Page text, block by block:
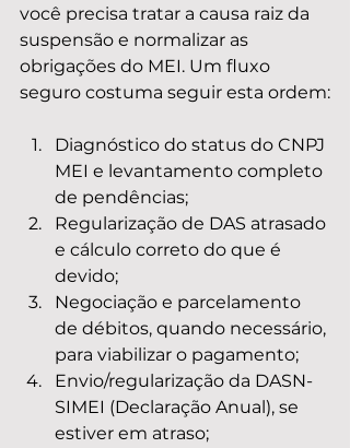
você precisa tratar a causa raiz da
suspensão e normalizar as
obrigações do MEI. Um fluxo
seguro costuma seguir esta ordem:
Diagnóstico do status do CNPJ
MEI e levantamento completo
de pendências;
Regularização de DAS atrasado
e cálculo correto do que é
devido;
Negociação e parcelamento
de débitos, quando necessário,
para viabilizar o pagamento;
Envio/regularização da DASN-
SIMEI (Declaração Anual), se
estiver em atraso;